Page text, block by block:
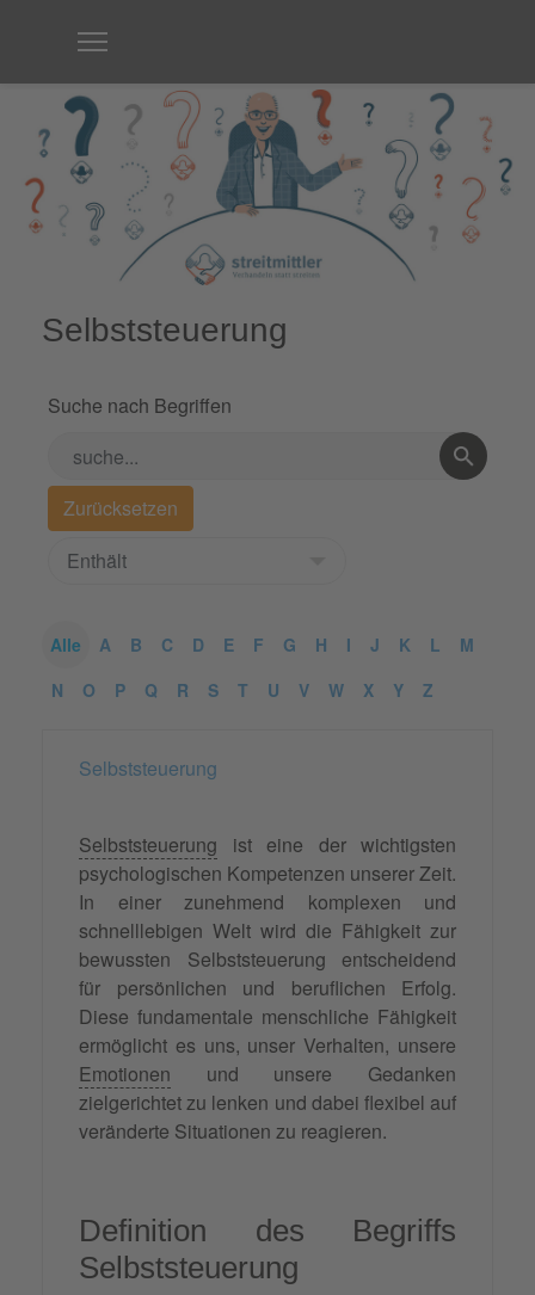
Selbststeuerung
Suche nach Begriffen
Alle A B C D E F G H I J K L
M
N
O P Q R S T U V W X Y Z
Selbststeuerung
Selbststeuerung ist eine der wichtigsten
psychologischen Kompetenzen unserer Zeit.
In einer zunehmend komplexen und
schnelllebigen Welt wird die Fähigkeit zur
bewussten Selbststeuerung entscheidend
für persönlichen und beruflichen Erfolg.
Diese fundamentale menschliche Fähigkeit
ermöglicht es uns, unser Verhalten, unsere
Emotionen und unsere Gedanken
zielgerichtet zu lenken und dabei flexibel auf
veränderte Situationen zu reagieren.
Definition des Begriffs
Selbststeuerung